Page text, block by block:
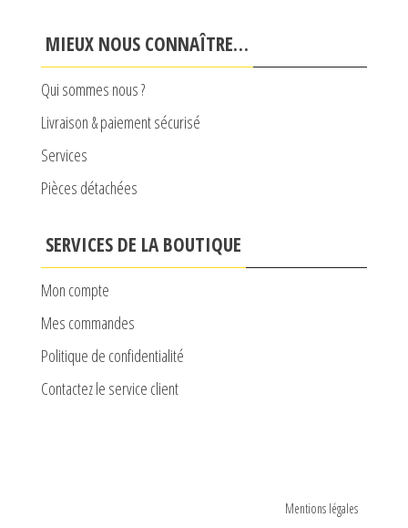
MIEUX NOUS CONNAÎTRE…
Qui sommes nous ?
Livraison & paiement sécurisé
Services
Pièces détachées
SERVICES DE LA BOUTIQUE
Mon compte
Mes commandes
Politique de confidentialité
Contactez le service client
Mentions légales